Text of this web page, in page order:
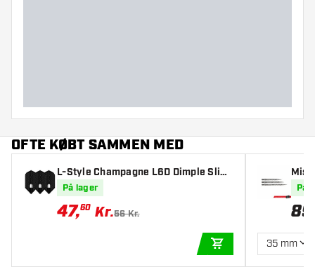
OFTE KØBT SAMMEN MED
L-Style Champagne L6D Dimple Slim
Black - Dart Flights
På lager
47,60 Kr.56 Kr.
TILFØJ TIL KURV
På
89
35 mm